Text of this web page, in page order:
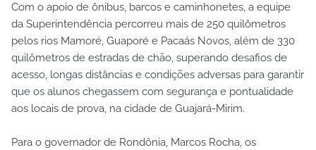
Com o apoio de ônibus, barcos e caminhonetes, a equipe
da Superintendência percorreu mais de 250 quilômetros
pelos rios Mamoré, Guaporé e Pacaás Novos, além de 330
quilômetros de estradas de chão, superando desafios de
acesso, longas distâncias e condições adversas para garantir
que os alunos chegassem com segurança e pontualidade
aos locais de prova, na cidade de Guajará-Mirim.
Para o governador de Rondônia, Marcos Rocha, os